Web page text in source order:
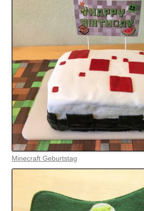
Minecraft Geburtstag